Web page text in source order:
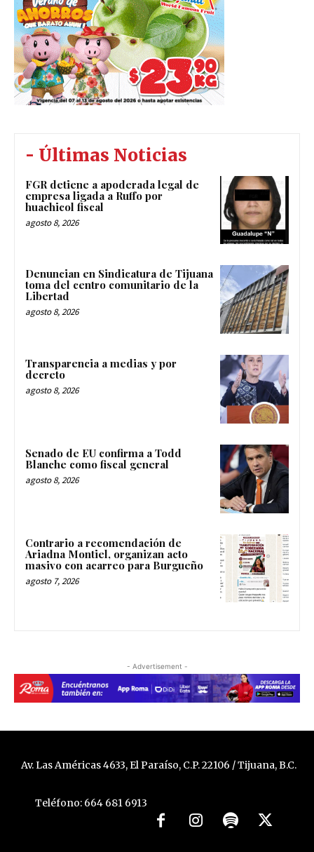
- Últimas Noticias
FGR detiene a apoderada legal de
empresa ligada a Ruffo por
huachicol fiscal
agosto 8, 2026
Denuncian en Sindicatura de Tijuana
toma del centro comunitario de la
Libertad
agosto 8, 2026
Transparencia a medias y por
decreto
agosto 8, 2026
Senado de EU confirma a Todd
Blanche como fiscal general
agosto 8, 2026
Contrario a recomendación de
Ariadna Montiel, organizan acto
masivo con acarreo para Burgueño
agosto 7, 2026
- Advertisement -
Av. Las Américas 4633, El Paraíso, C.P. 22106 / Tijuana, B.C.
Teléfono: 664 681 6913